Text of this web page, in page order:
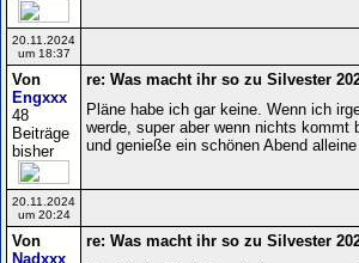
20.11.2024
um 18:37
Von
Engxxx
48
Beiträge
bisher
re: Was macht ihr so zu Silvester
Pläne habe ich gar keine. Wenn ich
werde, super aber wenn nichts kommt
und genieße ein schönen Abend alleine
20.11.2024
um 20:24
Von
Nadxxx
re: Was macht ihr so zu Silvester